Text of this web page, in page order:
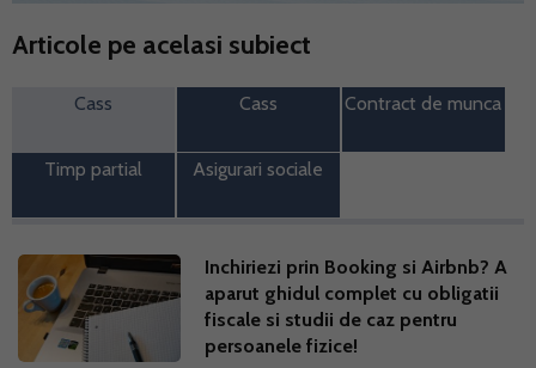
Articole pe acelasi subiect
Cass Cass Contract de munca
Timp partial Asigurari sociale
Inchiriezi prin Booking si Airbnb? A
aparut ghidul complet cu obligatii
fiscale si studii de caz pentru
persoanele fizice!